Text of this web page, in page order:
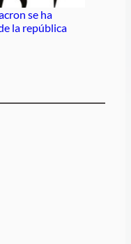
se ha
la república